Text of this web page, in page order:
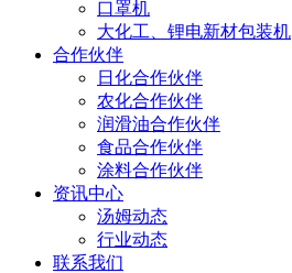
口罩机
大化工、锂电新材包装机
合作伙伴
日化合作伙伴
农化合作伙伴
润滑油合作伙伴
食品合作伙伴
涂料合作伙伴
资讯中心
汤姆动态
行业动态
联系我们